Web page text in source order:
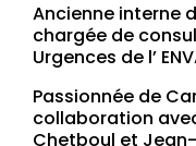
Ancienne interne
chargée de
Urgences de l’
Passionnée de
collaboration
Chetboul et